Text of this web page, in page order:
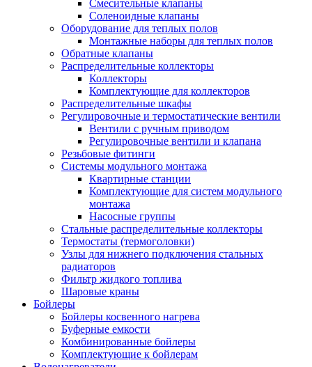
Смесительные клапаны
Соленоидные клапаны
Оборудование для теплых полов
Монтажные наборы для теплых полов
Обратные клапаны
Распределительные коллекторы
Коллекторы
Комплектующие для коллекторов
Распределительные шкафы
Регулировочные и термостатические вентили
Вентили с ручным приводом
Регулировочные вентили и клапана
Резьбовые фитинги
Системы модульного монтажа
Квартирные станции
Комплектующие для систем модульного
монтажа
Насосные группы
Стальные распределительные коллекторы
Термостаты (термоголовки)
Узлы для нижнего подключения стальных
радиаторов
Фильтр жидкого топлива
Шаровые краны
Бойлеры
Бойлеры косвенного нагрева
Буферные емкости
Комбинированные бойлеры
Комплектующие к бойлерам